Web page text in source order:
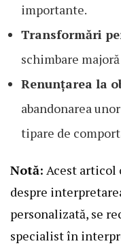
importante.
Transformări
schimbare
Renunțarea la
abandonarea
tipare de
Notă: Acest
despre
personalizată, se
specialist în